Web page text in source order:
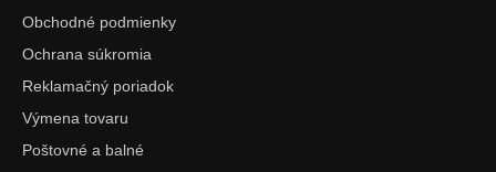
Obchodné podmienky
Ochrana súkromia
Reklamačný poriadok
Výmena tovaru
Poštovné a balné